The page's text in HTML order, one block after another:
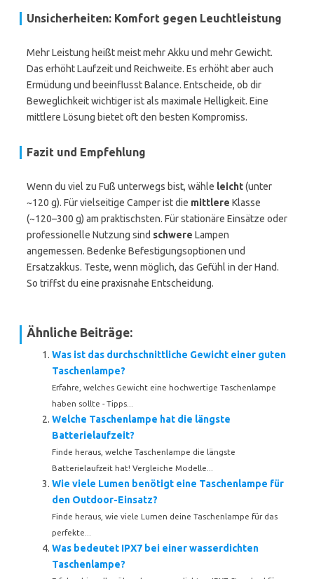
Unsicherheiten: Komfort gegen Leuchtleistung
Mehr Leistung heißt meist mehr Akku und mehr Gewicht.
Das erhöht Laufzeit und Reichweite. Es erhöht aber auch
Ermüdung und beeinflusst Balance. Entscheide, ob dir
Beweglichkeit wichtiger ist als maximale Helligkeit. Eine
mittlere Lösung bietet oft den besten Kompromiss.
Fazit und Empfehlung
Wenn du viel zu Fuß unterwegs bist, wähle leicht(unter
~120 g). Für vielseitige Camper ist die mittlere Klasse
(~120–300 g) am praktischsten. Für stationäre Einsätze oder
professionelle Nutzung sind schwere Lampen
angemessen. Bedenke Befestigungsoptionen und
Ersatzakkus. Teste, wenn möglich, das Gefühl in der Hand.
So triffst du eine praxisnahe Entscheidung.
Ähnliche Beiträge:
Was ist das durchschnittliche Gewicht einer guten
Taschenlampe?
Erfahre, welches Gewicht eine hochwertige Taschenlampe
haben sollte - Tipps...
Welche Taschenlampe hat die längste
Batterielaufzeit?
Finde heraus, welche Taschenlampe die längste
Batterielaufzeit hat! Vergleiche Modelle...
Wie viele Lumen benötigt eine Taschenlampe für
den Outdoor-Einsatz?
Finde heraus, wie viele Lumen deine Taschenlampe für das
perfekte...
Was bedeutet IPX7 bei einer wasserdichten
Taschenlampe?